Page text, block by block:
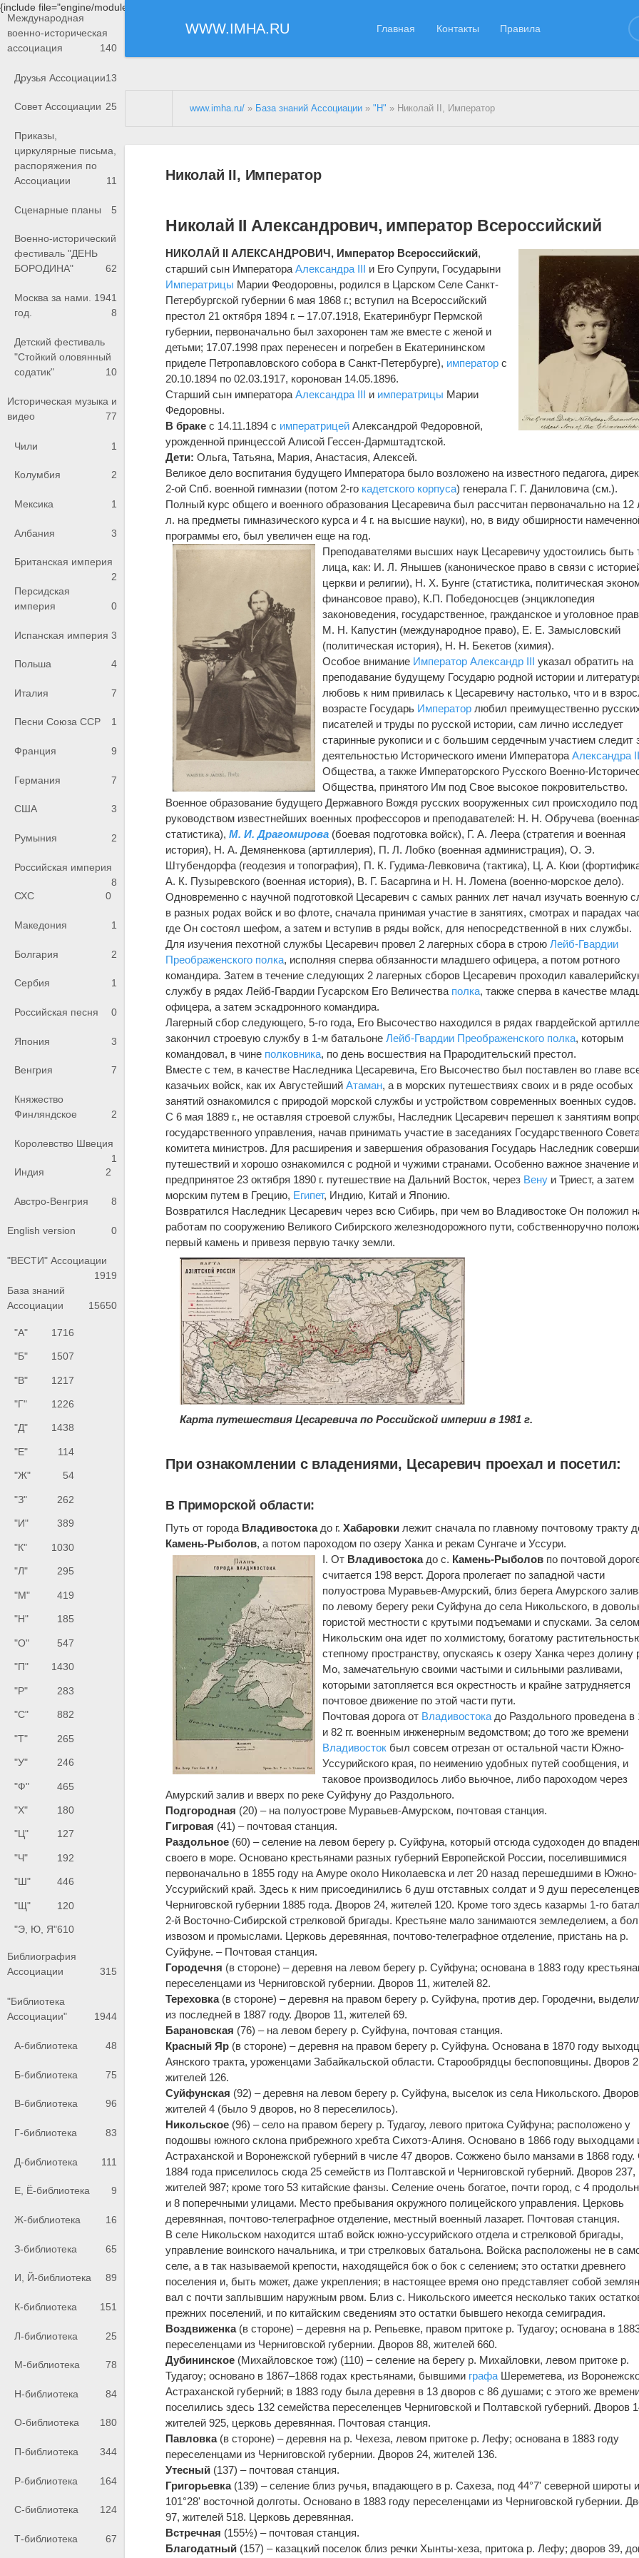
{include file="engine/modules/saperu/head.php"}
WWW.IMHA.RU Главная Контакты Правила
Международная
военно-историческая
ассоциация
140
Друзья Ассоциации13
Совет Ассоциации 25
Приказы,
циркулярные письма,
распоряжения по
Ассоциации
11
Сценарные планы 5
Военно-исторический
фестиваль "ДЕНЬ
БОРОДИНА"
62
Москва за нами. 1941
год.
8
Детский фестиваль
"Стойкий оловянный
содатик"
10
Историческая музыка и
видео
77
Чили 1
Колумбия 2
Мексика 1
Албания 3
Британская империя
2
Персидская
империя
0
Испанская империя 3
Польша 4
Италия 7
Песни Союза ССР 1
Франция 9
Германия 7
США 3
Румыния 2
Российская империя
8
СХС
0
Македония 1
Болгария 2
Сербия 1
Российская песня 0
Япония 3
Венгрия 7
Княжество
Финляндское
2
Королевство Швеция
1
Индия
2
Австро-Венгрия 8
English version 0
"ВЕСТИ" Ассоциации
1919
База знаний
Ассоциации
15650
"А" 1716
"Б" 1507
"В" 1217
"Г" 1226
"Д" 1438
"Е" 114
"Ж" 54
"З" 262
"И" 389
"К" 1030
"Л" 295
"М" 419
"Н" 185
"О" 547
"П" 1430
"Р" 283
"С" 882
"Т" 265
"У" 246
"Ф" 465
"Х" 180
"Ц" 127
"Ч" 192
"Ш" 446
"Щ" 120
"Э, Ю, Я"610
Библиография
Ассоциации
315
"Библиотека
Ассоциации"
1944
А-библиотека 48
Б-библиотека 75
В-библиотека 96
Г-библиотека 83
Д-библиотека 111
Е, Ё-библиотека 9
Ж-библиотека 16
З-библиотека 65
И, Й-библиотека 89
К-библиотека 151
Л-библиотека 25
М-библиотека 78
Н-библиотека 84
О-библиотека 180
П-библиотека 344
Р-библиотека 164
С-библиотека 124
Т-библиотека 67
www.imha.ru/ » База знаний Ассоциации »"Н" » Николай II, Император
Николай II, Император
Николай II Александрович, император Всероссийский
НИКОЛАЙ II АЛЕКСАНДРОВИЧ, Император Всероссийский,
старший сын ИмператораАлександра III и Его Супруги, Государыни
Императрицы Марии Феодоровны, родился в Царском Селе Санкт-
Петербургской губернии 6 мая 1868 г.; вступил на Всероссийский
престол 21 октября 1894 г. – 17.07.1918, Екатеринбург Пермской
губернии, первоначально был захоронен там же вместе с женой и
детьми; 17.07.1998 прах перенесен и погребен в Екатерининском
приделе Петропавловского собора в Санкт-Петербурге), император с
20.10.1894 по 02.03.1917, коронован 14.05.1896.
Старший сын императораАлександра III и императрицы Марии
Федоровны.
В бракес 14.11.1894 с императрицей Александрой Федоровной,
урожденной принцессой Алисой Гессен-Дармштадтской.
Дети: Ольга, Татьяна, Мария, Анастасия, Алексей.
Великое дело воспитания будущего Императора было возложено на известного педагога,
2-ой Спб. военной гимназии (потом 2-го кадетского корпуса) генерала Г. Г. Даниловича (см.).
Полный курс общего и военного образования Цесаревича был рассчитан первоначально на 12
л. на предметы гимназического курса и 4 г. на высшие науки), но, в виду обширности
программы его, был увеличен еще на год.
Преподавателями высших наук Цесаревичу удостоились быть
лица, как: И. Л. Янышев (каноническое право в связи с
церкви и религии), Н. Х. Бунге (статистика, политическая
финансовое право), К.П. Победоносцев (энциклопедия
законоведения, государственное, гражданское и уголовное
М. Н. Капустин (международное право), Е. Е. Замысловский
(политическая история), Н. Н. Бекетов (химия).
Особое внимание Император Александр III указал обратить на
преподавание будущему Государю родной истории и
любовь к ним привилась к Цесаревичу настолько, что и в
возрасте Государь Император любил преимущественно
писателей и труды по русской истории, сам лично исследует
старинные рукописи и с большим сердечным участием следит
деятельностью Исторического имени ИмператораАлександра
Общества, а также Императорского Русского Военно-
Общества, принятого Им под Свое высокое покровительство.
Военное образование будущего Державного Вождя русских вооруженных сил происходило под
руководством известнейших военных профессоров и преподавателей: Н. Н. Обручева (военная
статистика),М. И. Драгомирова (боевая подготовка войск), Г. А. Леера (стратегия и военная
история), Н. А. Демяненкова (артиллерия), П. Л. Лобко (военная администрация), О. Э.
Штубендорфа (геодезия и топография), П. К. Гудима-Левковича (тактика), Ц. А. Кюи
А. К. Пузыревского (военная история), В. Г. Басаргина и Н. Н. Ломена (военно-морское дело).
Одновременно с научной подготовкой Цесаревич с самых ранних лет начал изучать военную
в разных родах войск и во флоте, сначала принимая участие в занятиях, смотрах и парадах
где Он состоял шефом, а затем и вступив в ряды войск, для непосредственной в них службы.
Для изучения пехотной службы Цесаревич провел 2 лагерных сбора в строюЛейб-Гвардии
Преображенского полка, исполняя сперва обязанности младшего офицера, а потом ротного
командира. Затем в течение следующих 2 лагерных сборов Цесаревич проходил
службу в рядах Лейб-Гвардии Гусарском Его Величества полка, также сперва в качестве
офицера, а затем эскадронного командира.
Лагерный сбор следующего, 5-го года, Его Высочество находился в рядах гвардейской
закончил строевую службу в 1-м батальонеЛейб-Гвардии Преображенского полка, которым
командовал, в чине полковника, по день восшествия на Прародительский престол.
Вместе с тем, в качестве Наследника Цесаревича, Его Высочество был поставлен во главе
казачьих войск, как их АвгустейшийАтаман, а в морских путешествиях своих и в ряде особых
занятий ознакомился с природой морской службы и устройством современных военных судов.
С 6 мая 1889 г., не оставляя строевой службы, Наследник Цесаревич перешел к занятиям
государственного управления, начав принимать участие в заседаниях Государственного
комитета министров. Для расширения и завершения образования Государь Наследник
путешествий и хорошо ознакомился с родной и чужими странами. Особенно важное значение
предпринятое 23 октября 1890 г. путешествие на Дальний Восток, через Вену и Триест, а затем
морским путем в Грецию, Египет, Индию, Китай и Японию.
Возвратился Наследник Цесаревич через всю Сибирь, при чем во Владивостоке Он положил
работам по сооружению Великого Сибирского железнодорожного пути, собственноручно
первый камень и привезя первую тачку земли.
Карта путешествия Цесаревича по Российской империи в 1981 г.
При ознакомлении с владениями, Цесаревич проехал и посетил:
В Приморской области:
Путь от города Владивостокадо г.Хабаровки лежит сначала по главному почтовому тракту
Камень-Рыболов, а потом пароходом по озеру Ханка и рекам Сунгаче и Уссури.
I. От Владивостокадо с. Камень-Рыболов по почтовой
считается 198 верст. Дорога пролегает по западной части
полуострова Муравьев-Амурский, близ берега Амурского
по левому берегу реки Суйфуна до села Никольского, в
гористой местности с крутыми подъемами и спусками. За селом
Никольским она идет по холмистому, богатому
степному пространству, опускаясь к озеру Ханка через долину
Мо, замечательную своими частыми и сильными разливами,
которыми затопляется вся окрестность и крайне затрудняется
почтовое движение по этой части пути.
Почтовая дорога от Владивостока до Раздольного проведена в
и 82 гг. военным инженерным ведомством; до того же времени
Владивосток был совсем отрезан от остальной части Южно-
Уссурийского края, по неимению удобных путей сообщения, и
таковое производилось либо вьючное, либо пароходом через
Амурский залив и вверх по реке Суйфуну до Раздольного.
Подгородная (20) – на полуострове Муравьев-Амурском, почтовая станция.
Гигровая (41) – почтовая станция.
Раздольное (60) – селение на левом берегу р. Суйфуна, который отсюда судоходен до
своего в море. Основано крестьянами разных губерний Европейской России, поселившимися
первоначально в 1855 году на Амуре около Николаевска и лет 20 назад перешедшими в Южно-
Уссурийский край. Здесь к ним присоединились 6 душ отставных солдат и 9 душ переселенцев
Черниговской губернии 1885 года. Дворов 24, жителей 120. Кроме того здесь казармы 1-го
2-й Восточно-Сибирской стрелковой бригады. Крестьяне мало занимаются земледелием, а
извозом и промыслами. Церковь деревянная, почтово-телеграфное отделение, пристань на р.
Суйфуне. – Почтовая станция.
Городечня (в стороне) – деревня на левом берегу р. Суйфуна; основана в 1883 году
переселенцами из Черниговской губернии. Дворов 11, жителей 82.
Тереховка(в стороне) – деревня на правом берегу р. Суйфуна, против дер. Городечни,
из последней в 1887 году. Дворов 11, жителей 69.
Барановская (76) – на левом берегу р. Суйфуна, почтовая станция.
Красный Яр (в стороне) – деревня на правом берегу р. Суйфуна. Основана в 1870 году
Аянского тракта, уроженцами Забайкальской области. Старообрядцы беспоповщины. Дворов
жителей 126.
Суйфунская (92) – деревня на левом берегу р. Суйфуна, выселок из села Никольского.
жителей 4 (было 9 дворов, но 8 переселилось).
Никольское (96) – село на правом берегу р. Тудагоу, левого притока Суйфуна; расположено у
подошвы южного склона прибрежного хребта Сихотэ-Алиня. Основано в 1866 году выходцами
Астраханской и Воронежской губерний в числе 47 дворов. Сожжено было манзами в 1868 году.
1884 года приселилось сюда 25 семейств из Полтавской и Черниговской губерний. Дворов 237,
жителей 987; кроме того 53 китайские фанзы. Селение очень богатое, почти город, с 4
и 8 поперечными улицами. Место пребывания окружного полицейского управления. Церковь
деревянная, почтово-телеграфное отделение, местный военный лазарет. Почтовая станция.
В селе Никольском находится штаб войск южно-уссурийского отдела и стрелковой бригады,
управление воинского начальника, и три стрелковых батальона. Войска расположены не в
селе, а в так называемой крепости, находящейся бок о бок с селением; это остатки древнего
поселения и, быть может, даже укрепления; в настоящее время оно представляет собой
вал с почти заплывшим наружным рвом. Близ с. Никольского имеется несколько таких
прежних поселений, и по китайским сведениям это остатки бывшего некогда семиградия.
Воздвиженка(в стороне) – деревня на р. Репьевке, правом притоке р. Тудагоу; основана в 1883
переселенцами из Черниговской губернии. Дворов 88, жителей 660.
Дубининское (Михайловское тож) (110) – селение на берегу р. Михайловки, левом притоке р.
Тудагоу; основано в 1867–1868 годах крестьянами, бывшими графа Шереметева, из
Астраханской губерний; в 1883 году была деревня в 13 дворов с 86 душами; с этого же
поселились здесь 132 семейства переселенцев Черниговской и Полтавской губерний. Дворов
жителей 925, церковь деревянная. Почтовая станция.
Павловка(в стороне) – деревня на р. Чехеза, левом притоке р. Лефу; основана в 1883 году
переселенцами из Черниговской губернии. Дворов 24, жителей 136.
Утесный (137) – почтовая станция.
Григорьевка(139) – селение близ ручья, впадающего в р. Сахеза, под 44°7' северной широты и
101°28' восточной долготы. Основано в 1883 году переселенцами из Черниговской губернии.
97, жителей 518. Церковь деревянная.
Встречная (155½) – почтовая станция.
Благодатный (157) – казацкий поселок близ речки Хынты-хеза, притока р. Лефу; дворов 39,